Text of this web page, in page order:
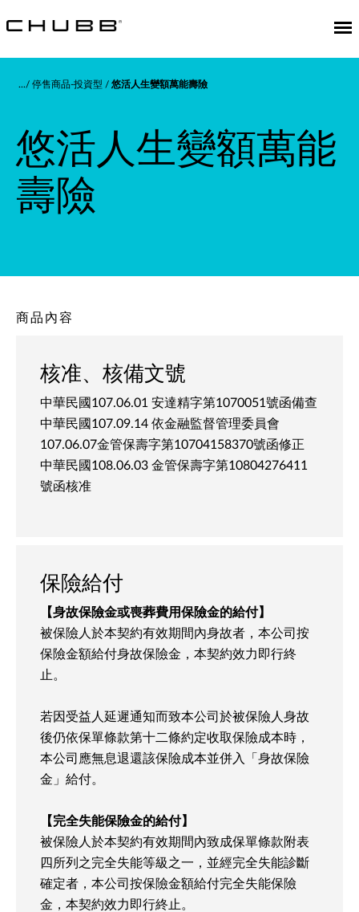
停售商品-投資型 悠活人生變額萬能壽險
悠活人生變額萬能
壽險
商品內容
核准、核備文號
中華民國107.06.01 安達精字第1070051號函備查
中華民國107.09.14 依金融監督管理委員會
107.06.07金管保壽字第10704158370號函修正
中華民國108.06.03 金管保壽字第10804276411
號函核准
保險給付
【身故保險金或喪葬費用保險金的給付】
被保險人於本契約有效期間內身故者，本公司按
保險金額給付身故保險金，本契約效力即行終
止。
若因受益人延遲通知而致本公司於被保險人身故
後仍依保單條款第十二條約定收取保險成本時，
本公司應無息退還該保險成本並併入「身故保險
金」給付。
【完全失能保險金的給付】
被保險人於本契約有效期間內致成保單條款附表
四所列之完全失能等級之一，並經完全失能診斷
確定者，本公司按保險金額給付完全失能保險
金，本契約效力即行終止。